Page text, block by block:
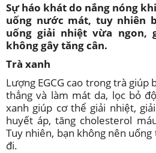
Sự háo khát do nắng nóng
uống nước mát, tuy nhiên
uống giải nhiệt vừa ngon,
không gây tăng cân.
Trà xanh
Lượng EGCG cao trong trà giúp
thẳng và làm mát da, lọc bỏ
xanh giúp cơ thể giải nhiệt,
huyết áp, tăng cholesterol
Tuy nhiên, bạn không nên
đi.